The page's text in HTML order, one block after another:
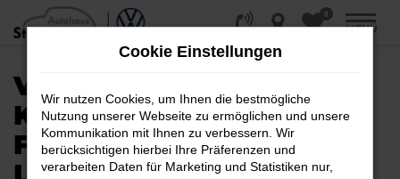
Zum
Hauptinhalt
0
MENÜ
VW PASSAT VARIANT
KAUFEN, LEASEN,
FINANZIEREN |
Cookie Einstellungen
Wir nutzen Cookies, um Ihnen die bestmögliche
Nutzung unserer Webseite zu ermöglichen und unsere
Kommunikation mit Ihnen zu verbessern. Wir
berücksichtigen hierbei Ihre Präferenzen und
verarbeiten Daten für Marketing und Statistiken nur,